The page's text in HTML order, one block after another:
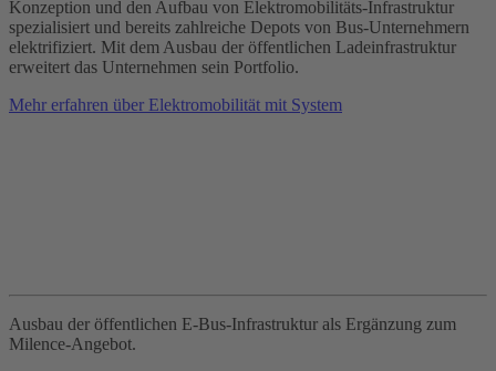
Konzeption und den Aufbau von Elektromobilitäts-Infrastruktur
spezialisiert und bereits zahlreiche Depots von Bus-Unternehmern
elektrifiziert. Mit dem Ausbau der öffentlichen Ladeinfrastruktur
erweitert das Unternehmen sein Portfolio.
Mehr erfahren über Elektromobilität mit System
Ausbau der öffentlichen E‑Bus-Infrastruktur als Ergänzung zum
Milence‑Angebot.